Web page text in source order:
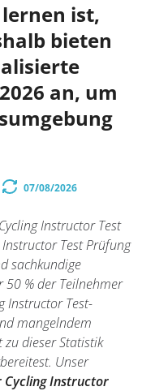
lernen ist,
bieten
an, um
07/08/2026
Instructor Test
Test Prüfung
sachkundige
% der Teilnehmer
Instructor Test-
mangelndem
dieser Statistik
Unser
Cycling Instructor